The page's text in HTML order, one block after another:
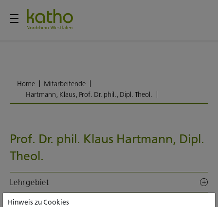
Home
Mitarbeitende
Hartmann, Klaus, Prof. Dr. phil., Dipl. Theol.
Prof. Dr. phil. Klaus Hartmann, Dipl.
Theol.
Lehrgebiet
Hinweis zu Cookies